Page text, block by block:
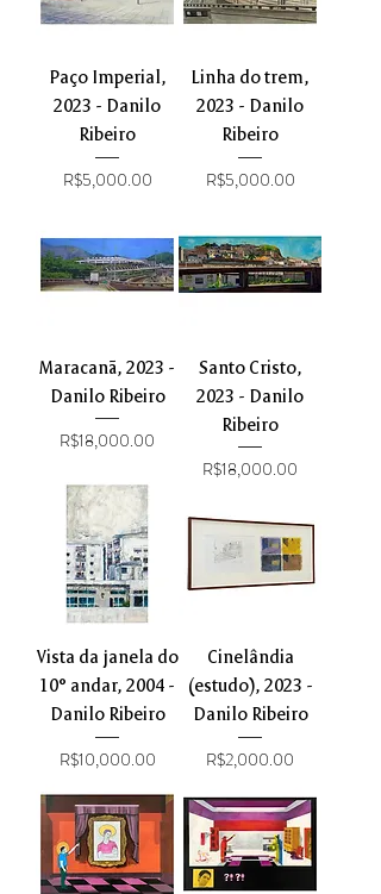
Paço Imperial,
2023 - Danilo
Ribeiro
Price
R$5,000.00
Linha do trem,
2023 - Danilo
Ribeiro
Price
R$5,000.00
Maracanã, 2023 -
Danilo Ribeiro
Price
R$18,000.00
Santo Cristo,
2023 - Danilo
Ribeiro
Price
R$18,000.00
Vista da janela do
10° andar, 2004 -
Danilo Ribeiro
Price
R$10,000.00
Cinelândia
(estudo), 2023 -
Danilo Ribeiro
Price
R$2,000.00